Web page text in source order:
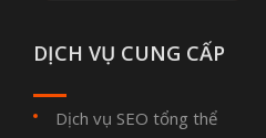
DỊCH VỤ CUNG CẤP
Dịch vụ SEO tổng thể